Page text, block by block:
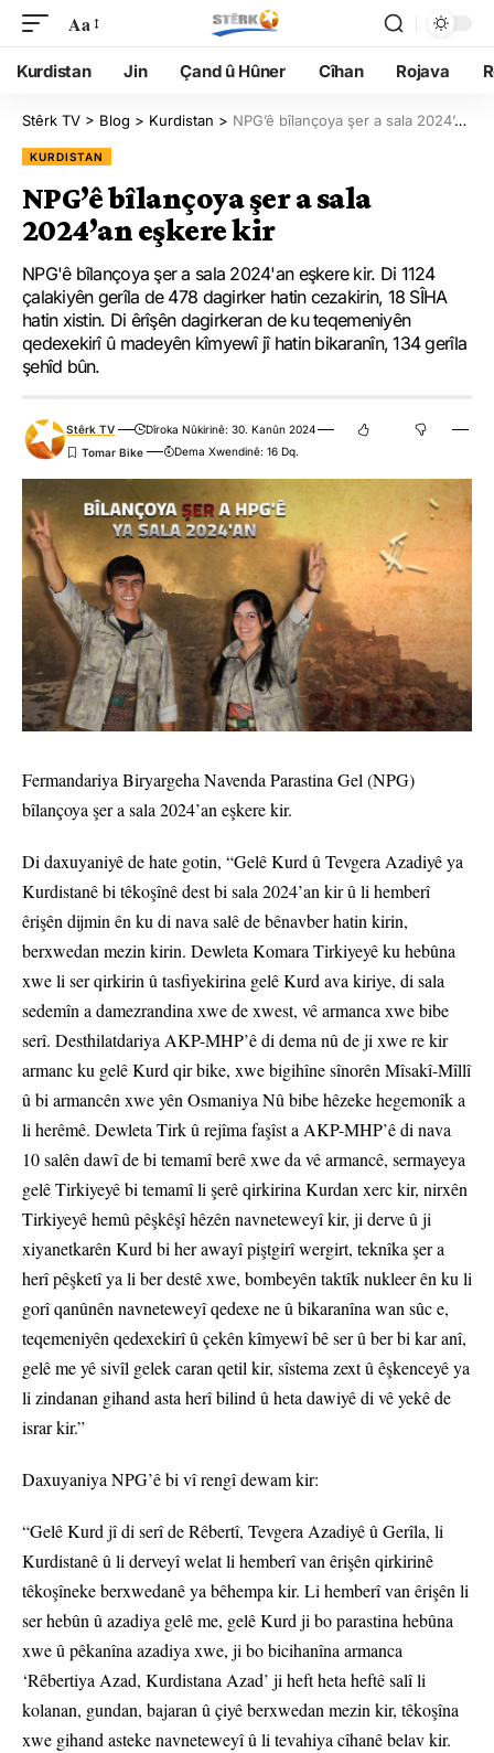
Aa
Kurdistan Jin Çand û Hûner Cîhan Rojava
Stêrk TV > Blog > Kurdistan > NPG’ê bîlançoya şer a sala 2024’an eşkere kir
KURDISTAN
NPG’ê bîlançoya şer a sala
2024’an eşkere kir
NPG'ê bîlançoya şer a sala 2024'an eşkere kir. Di 1124
çalakiyên gerîla de 478 dagirker hatin cezakirin, 18 SÎHA
hatin xistin. Di êrîşên dagirkeran de ku teqemeniyên
qedexekirî û madeyên kîmyewî jî hatin bikaranîn, 134 gerîla
şehîd bûn.
Stêrk TV
Dîroka Nûkirinê: 30. Kanûn 2024
Dema Xwendinê: 16 Dq.
Fermandariya Biryargeha Navenda Parastina Gel (NPG)
bîlançoya şer a sala 2024’an eşkere kir.
Di daxuyaniyê de hate gotin, “Gelê Kurd û Tevgera Azadiyê ya
Kurdistanê bi têkoşînê dest bi sala 2024’an kir û li hemberî
êrişên dijmin ên ku di nava salê de bênavber hatin kirin,
berxwedan mezin kirin. Dewleta Komara Tirkiyeyê ku hebûna
xwe li ser qirkirin û tasfiyekirina gelê Kurd ava kiriye, di sala
sedemîn a damezrandina xwe de xwest, vê armanca xwe bibe
serî. Desthilatdariya AKP-MHP’ê di dema nû de ji xwe re kir
armanc ku gelê Kurd qir bike, xwe bigihîne sînorên Mîsakî-Mîllî
û bi armancên xwe yên Osmaniya Nû bibe hêzeke hegemonîk a
li herêmê. Dewleta Tirk û rejîma faşîst a AKP-MHP’ê di nava
10 salên dawî de bi temamî berê xwe da vê armancê, sermayeya
gelê Tirkiyeyê bi temamî li şerê qirkirina Kurdan xerc kir, nirxên
Tirkiyeyê hemû pêşkêşî hêzên navneteweyî kir, ji derve û ji
xiyanetkarên Kurd bi her awayî piştgirî wergirt, teknîka şer a
herî pêşketî ya li ber destê xwe, bombeyên taktîk nukleer ên ku li
gorî qanûnên navneteweyî qedexe ne û bikaranîna wan sûc e,
teqemeniyên qedexekirî û çekên kîmyewî bê ser û ber bi kar anî,
gelê me yê sivîl gelek caran qetil kir, sîstema zext û êşkenceyê ya
li zindanan gihand asta herî bilind û heta dawiyê di vê yekê de
israr kir.”
Daxuyaniya NPG’ê bi vî rengî dewam kir:
“Gelê Kurd jî di serî de Rêbertî, Tevgera Azadiyê û Gerîla, li
Kurdistanê û li derveyî welat li hemberî van êrişên qirkirinê
têkoşîneke berxwedanê ya bêhempa kir. Li hemberî van êrişên li
ser hebûn û azadiya gelê me, gelê Kurd ji bo parastina hebûna
xwe û pêkanîna azadiya xwe, ji bo bicihanîna armanca
‘Rêbertiya Azad, Kurdistana Azad’ ji heft heta heftê salî li
kolanan, gundan, bajaran û çiyê berxwedan mezin kir, têkoşîna
xwe gihand asteke navneteweyî û li tevahiya cîhanê belav kir.